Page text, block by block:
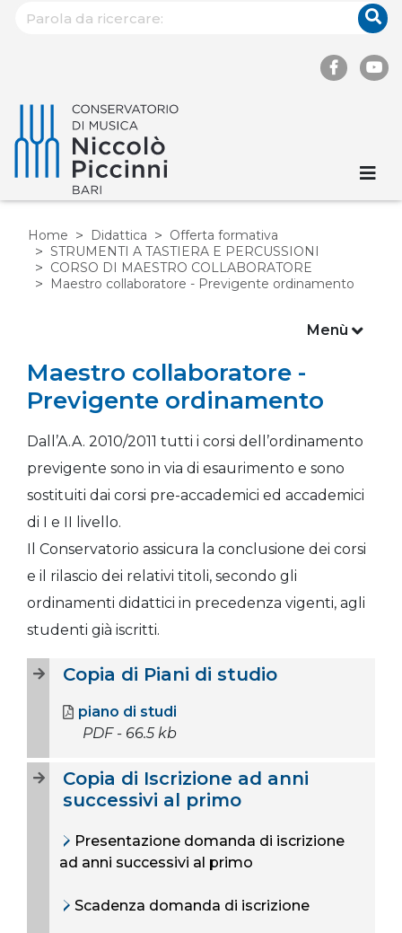
Home Didattica
Offerta formativa
STRUMENTI A TASTIERA E PERCUSSIONI
CORSO DI MAESTRO COLLABORATORE
Maestro collaboratore - Previgente ordinamento
Maestro collaboratore -
Previgente ordinamento
Dall’A.A. 2010/2011 tutti i corsi dell’ordinamento
previgente sono in via di esaurimento e sono
sostituiti dai corsi pre-accademici ed accademici
di I e II livello.
Il Conservatorio assicura la conclusione dei corsi
e il rilascio dei relativi titoli, secondo gli
ordinamenti didattici in precedenza vigenti, agli
studenti già iscritti.
Copia di Piani di studio
piano di studi
PDF - 66.5 kb
Copia di Iscrizione ad anni
successivi al primo
Presentazione domanda di iscrizione
ad anni successivi al primo
Scadenza domanda di iscrizione
Menù